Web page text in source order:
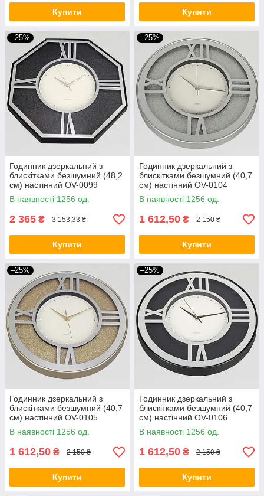
Купити Купити
–25%
Годинник дзеркальний з
блискітками безшумний (48,2
см) настінний OV-0099
В наявності 1256 од.
2 365 ₴ 3 153,33 ₴
Купити
–25%
Годинник дзеркальний з
блискітками безшумний (40,7
см) настінний OV-0104
В наявності 1256 од.
1 612,50 ₴ 2 150 ₴
Купити
–25%
Годинник дзеркальний з
блискітками безшумний (40,7
см) настінний OV-0105
В наявності 1256 од.
1 612,50 ₴ 2 150 ₴
Купити
–25%
Годинник дзеркальний з
блискітками безшумний (40,7
см) настінний OV-0106
В наявності 1256 од.
1 612,50 ₴ 2 150 ₴
Купити